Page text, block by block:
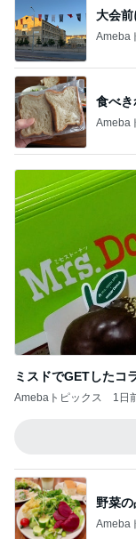
大会
Ameba
食べ
Ameba
ミスドでGETしたコ
Amebaトピックス 1日
野菜
Ameba